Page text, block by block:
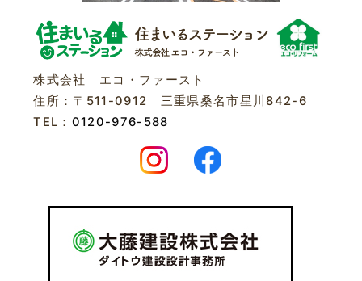
株式会社 エコ・ファースト
住所：〒511-0912 三重県桑名市星川842-6
TEL： 0120-976-588